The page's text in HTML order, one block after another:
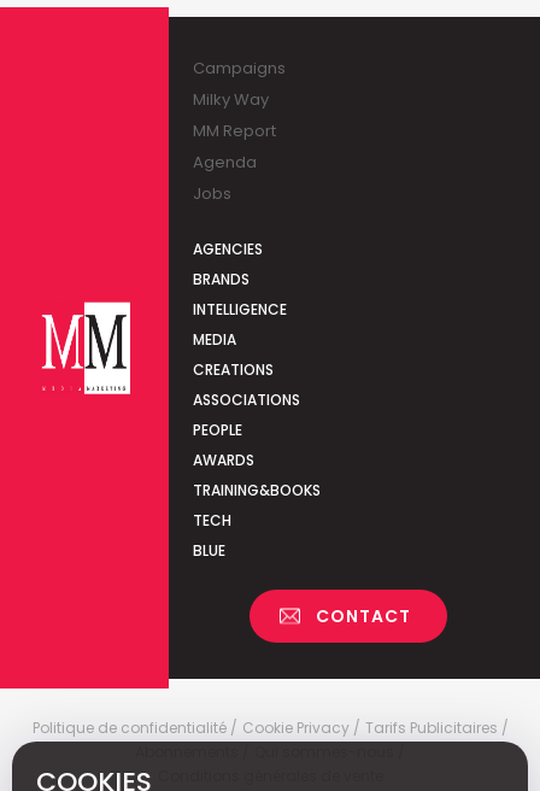
Campaigns
Milky Way
MM Report
Agenda
Jobs
AGENCIES
BRANDS
INTELLIGENCE
MEDIA
CREATIONS
ASSOCIATIONS
PEOPLE
AWARDS
TRAINING&BOOKS
TECH
BLUE
CONTACT
Politique de confidentialité Cookie Privacy
Tarifs Publicitaires
COOKIES